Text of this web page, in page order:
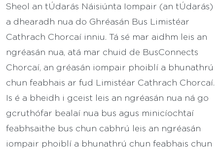
Sheol an tÚdarás Náisiúnta Iompair (an tÚdarás)
a dhearadh nua do Ghréasán Bus Limistéar
Cathrach Chorcaí inniu. Tá sé mar aidhm leis an
ngréasán nua, atá mar chuid de BusConnects
Chorcaí, an gréasán iompair phoiblí a bhunathrú
chun feabhais ar fud Limistéar Cathrach Chorcaí.
Is é a bheidh i gceist leis an ngréasán nua ná go
gcruthófar bealaí nua bus agus minicíochtaí
feabhsaithe bus chun cabhrú leis an ngréasán
iompair phoiblí a bhunathrú chun feabhais chun